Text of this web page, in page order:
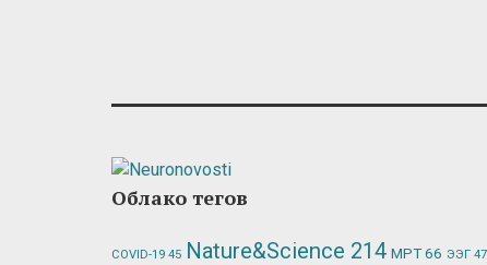
Облако тегов
COVID-19 45 Nature&Science 214 МРТ66 ЭЭГ 47